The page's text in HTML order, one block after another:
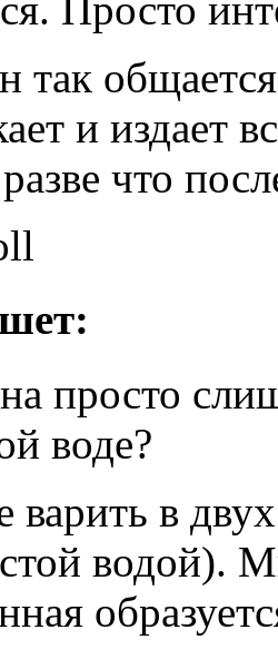
так
и издает
что
просто
воде?
в
водой).